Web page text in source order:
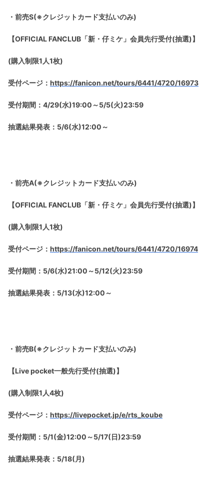
・前売S(※クレジットカード支払いのみ)
【OFFICIAL FANCLUB「新・仔ミケ」会員先行受付(抽選)】
(購入制限1人1枚)
受付ページ： https://fanicon.net/tours/6441/4720/16973
受付期間：4/29(水)19:00～5/5(火)23:59
抽選結果発表：5/6(水)12:00～
・前売A(※クレジットカード支払いのみ)
【OFFICIAL FANCLUB「新・仔ミケ」会員先行受付(抽選)】
(購入制限1人1枚)
受付ページ： https://fanicon.net/tours/6441/4720/16974
受付期間：5/6(水)21:00～5/12(火)23:59
抽選結果発表：5/13(水)12:00～
・前売B(※クレジットカード支払いのみ)
【Live pocket一般先行受付(抽選)】
(購入制限1人4枚)
受付ページ： https://livepocket.jp/e/rts_koube
受付期間：5/1(金)12:00～5/17(日)23:59
抽選結果発表：5/18(月)